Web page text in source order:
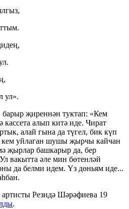
ул».
барыр җиреннән туктап: «Кем
алып китә иде. Чират
алай гына да түгел, бик күп
кем уйлаган шушы җырчы кайчан
җырлар башкарыр да, бер
вакытта әле мин бөтенләй
да белми идем. Үз дөньям иде...
Резидә Шәрәфиева 19
.